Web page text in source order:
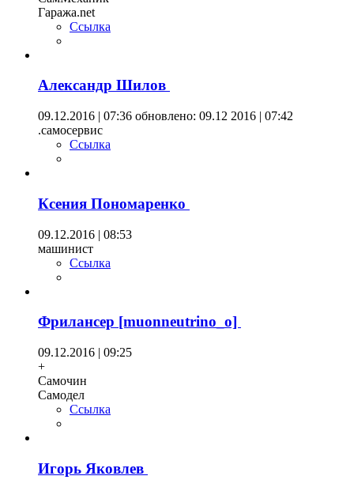
Гаража.net
Ссылка
Александр Шилов
09.12.2016 | 07:36 обновлено: 09.12 2016 | 07:42
.самосервис
Ссылка
Ксения Пономаренко
09.12.2016 | 08:53
машинист
Ссылка
Фрилансер [muonneutrino_o]
09.12.2016 | 09:25
+
Самочин
Самодел
Ссылка
Игорь Яковлев